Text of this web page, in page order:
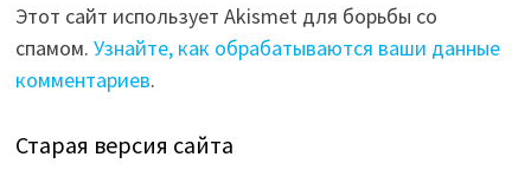
Этот сайт использует Akismet для борьбы со
спамом.Узнайте, как обрабатываются ваши данные
комментариев.
Старая версия сайта